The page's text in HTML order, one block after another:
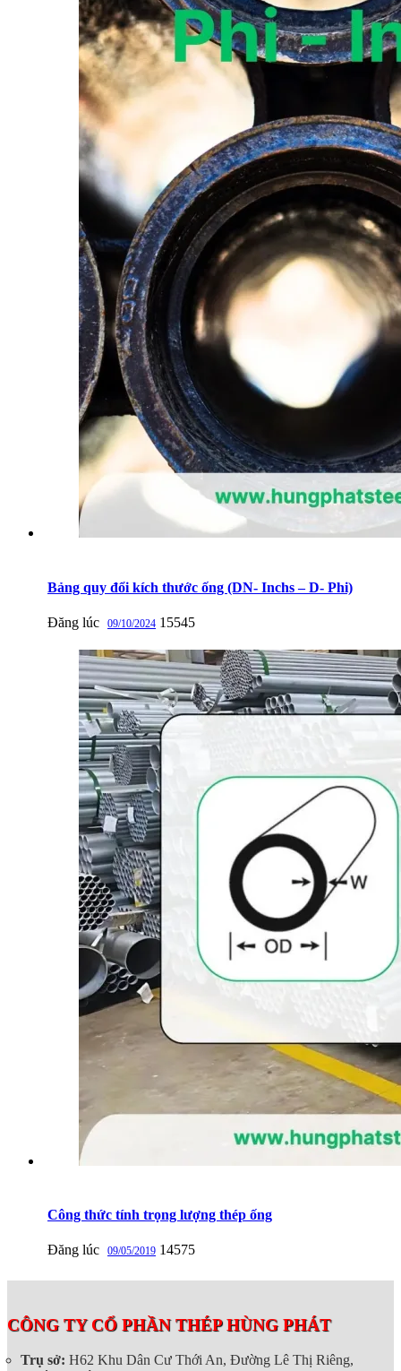
Bảng quy đổi kích thước ống (DN- Inchs – D- Phi)
Đăng lúc 09/10/2024 15545
Công thức tính trọng lượng thép ống
Đăng lúc 09/05/2019 14575
CÔNG TY CỔ PHẦN THÉP HÙNG PHÁT
Trụ sở: H62 Khu Dân Cư Thới An, Đường Lê Thị Riêng,